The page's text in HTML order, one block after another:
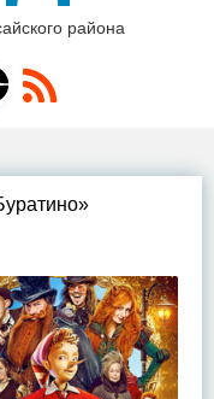
района